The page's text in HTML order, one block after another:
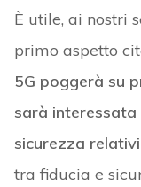
È utile, ai nostri
primo aspetto
5G poggerà su
sarà
sicurezza
tra fiducia e